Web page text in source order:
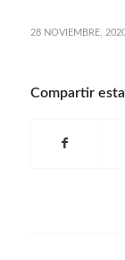
28 NOVIEMBRE,
Compartir